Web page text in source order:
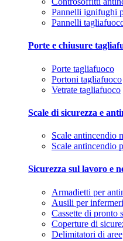
Pannelli ignifughi
Pannelli
Porte e chiusure
Porte tagliafuoco
Portoni tagliafuoco
Vetrate tagliafuoco
Scale di sicurezza e
Scale antincendio
Scale antincendio
Sicurezza sul lavoro e
Armadietti per
Ausili per
Cassette di pronto
Coperture di
Delimitatori di